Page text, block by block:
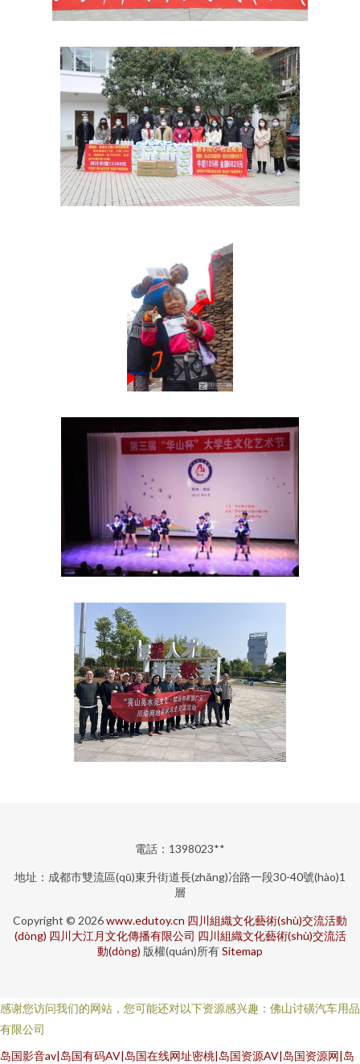
電話：1398023**
地址：成都市雙流區(qū)東升街道長(zhǎng)冶路一段30-40號(hào)1
層
Copyright © 2026www.edutoy.cn 四川組織文化藝術(shù)交流活動
(dòng) 四川大江月文化傳播有限公司 四川組織文化藝術(shù)交流活
動(dòng) 版權(quán)所有Sitemap
感谢您访问我们的网站，您可能还对以下资源感兴趣：佛山讨磺汽车用品
有限公司
岛国影音av|岛国有码AV|岛国在线网址密桃|岛国资源AV|岛国资源网|岛